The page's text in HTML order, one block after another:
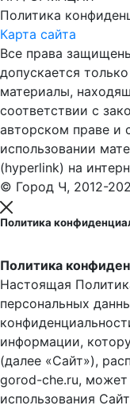
Политика
Карта сайта
Все права
допускается
материалы,
соответствии с
авторском праве
использовании
(hyperlink) на
© Город Ч, 2012-
Политика
Политика
Настоящая
персональных
информации,
(далее «Сайт»),
gorod-che.ru, может
использования